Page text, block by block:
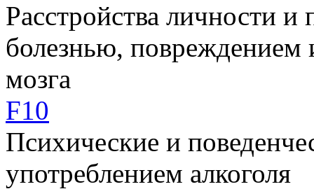
Расстройства личности
болезнью, повреждением
мозга
F10
Психические и
употреблением алкоголя